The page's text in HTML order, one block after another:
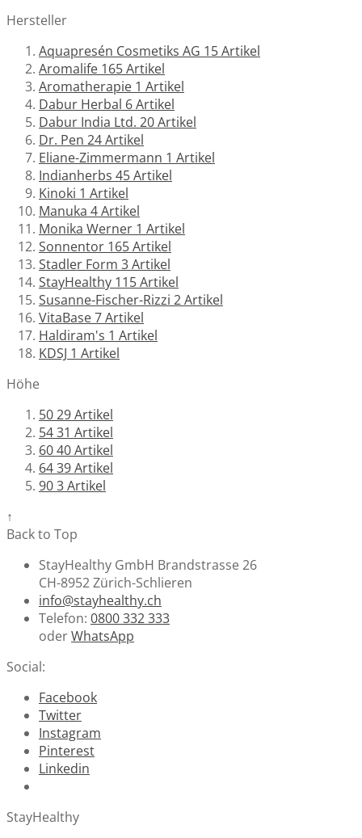
Hersteller
Aquapresén Cosmetiks AG 15Artikel
Aromalife 165Artikel
Aromatherapie 1 Artikel
Dabur Herbal 6Artikel
Dabur India Ltd. 20Artikel
Dr. Pen 24Artikel
Eliane-Zimmermann 1 Artikel
Indianherbs 45Artikel
Kinoki 1 Artikel
Manuka 4Artikel
Monika Werner 1 Artikel
Sonnentor 165Artikel
Stadler Form 3Artikel
StayHealthy 115Artikel
Susanne-Fischer-Rizzi 2Artikel
VitaBase7Artikel
Haldiram's 1 Artikel
KDSJ 1 Artikel
Höhe
5029Artikel
5431 Artikel
6040Artikel
6439Artikel
903Artikel
↑
Back to Top
StayHealthy GmbH Brandstrasse 26
CH-8952 Zürich-Schlieren
info@stayhealthy.ch
Telefon: 0800 332 333
oderWhatsApp
Social:
Facebook
Twitter
Instagram
Pinterest
Linkedin
StayHealthy